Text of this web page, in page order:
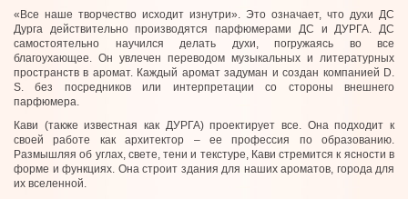
«Все наше творчество исходит изнутри». Это означает, что духи ДС
Дурга действительно производятся парфюмерами ДС и ДУРГА. ДС
самостоятельно научился делать духи, погружаясь во все
благоухающее. Он увлечен переводом музыкальных и литературных
пространств в аромат. Каждый аромат задуман и создан компанией D.
S. без посредников или интерпретации со стороны внешнего
парфюмера.
Кави (также известная как ДУРГА) проектирует все. Она подходит к
своей работе как архитектор – ее профессия по образованию.
Размышляя об углах, свете, тени и текстуре, Кави стремится к ясности в
форме и функциях. Она строит здания для наших ароматов, города для
их вселенной.